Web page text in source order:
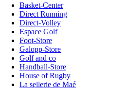
Basket-Center
Direct Running
Direct-Volley
Espace Golf
Foot-Store
Galopp-Store
Golf and co
Handball-Store
House of Rugby
La sellerie de Maé